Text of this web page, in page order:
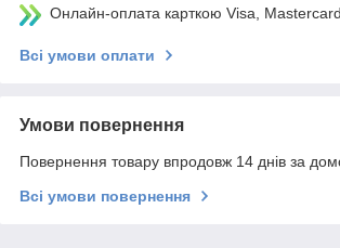
Онлайн-оплата карткою Visa,
Всі умови оплати
Умови повернення
Повернення товару впродовж 14 днів за
Всі умови повернення